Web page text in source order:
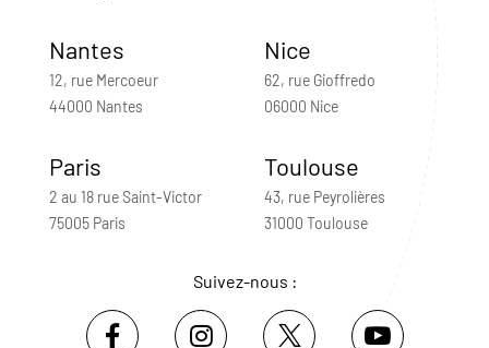
Nantes
12, rue Mercoeur
44000 Nantes
Nice
62, rue Gioffredo
06000 Nice
Paris
2 au 18 rue Saint-Victor
75005 Paris
Toulouse
43, rue Peyrolières
31000 Toulouse
Suivez-nous :